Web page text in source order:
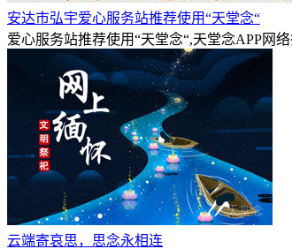
安达市弘宇爱心服务站推荐使用“天堂念“
爱心服务站推荐使用“天堂念“,天堂念APP网
云端寄哀思，思念永相连